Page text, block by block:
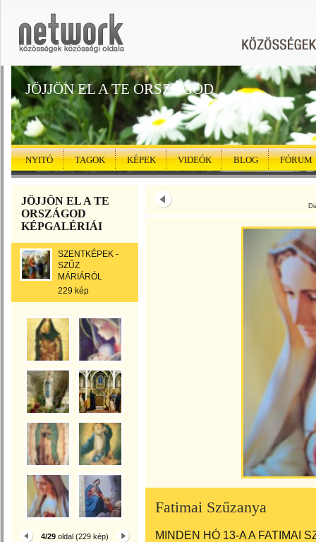
JÖJJÖN EL A TE ORSZÁGOD
NYITÓ TAGOK KÉPEK VIDEÓK BLOG FÓRUM
JÖJJÖN EL A TE
ORSZÁGOD
KÉPGALÉRIÁI
SZENTKÉPEK -
SZŰZ
MÁRIÁRÓL
229 kép
4/29 oldal (229 kép)
Fatimai Szűzanya
MINDEN HÓ 13-A A FATIMAI